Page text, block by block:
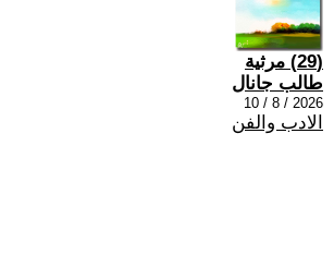
(29) مرثية
طالب جانال
2026 / 8 / 10
الادب والفن